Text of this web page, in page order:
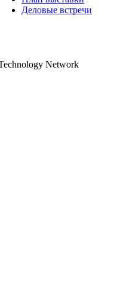
Деловые встречи
Network